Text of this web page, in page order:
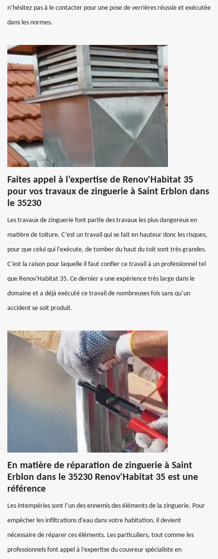
n’hésitez pas à le contacter pour une pose de verrières réussie et exécutée
dans les normes.
Faites appel à l’expertise de Renov'Habitat 35
pour vos travaux de zinguerie à Saint Erblon dans
le 35230
Les travaux de zinguerie font partie des travaux les plus dangereux en
matière de toiture. C’est un travail qui se fait en hauteur donc les risques,
pour que celui qui l’exécute, de tomber du haut du toit sont très grandes.
C’est la raison pour laquelle il faut confier ce travail à un professionnel tel
que Renov'Habitat 35. Ce dernier a une expérience très large dans le
domaine et a déjà exécuté ce travail de nombreuses fois sans qu’un
accident se soit produit.
En matière de réparation de zinguerie à Saint
Erblon dans le 35230 Renov'Habitat 35 est une
référence
Les intempéries sont l’un des ennemis des éléments de la zinguerie. Pour
empêcher les infiltrations d’eau dans votre habitation, il devient
nécessaire de réparer ces éléments. Les particuliers, tout comme les
professionnels font appel à l’expertise du couvreur spécialiste en